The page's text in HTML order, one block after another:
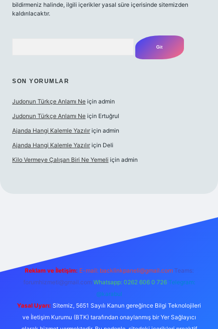
bildirmeniz halinde, ilgili içerikler yasal süre içerisinde sitemizden
kaldırılacaktır.
SON YORUMLAR
Judonun Türkçe Anlamı Ne için admin
Judonun Türkçe Anlamı Ne için Ertuğrul
Ajanda Hangi Kalemle Yazılır için admin
Ajanda Hangi Kalemle Yazılır için Deli
Kilo Vermeye Çalışan Biri Ne Yemeli için admin
Reklam ve İletişim: E-mail: backlinkpaneli@gmail.com Teams:
forumhizmeti@gmail.com Whatsapp: 0262 606 0 726 Telegram:
@karabul
Yasal Uyarı: Sitemiz, 5651 Sayılı Kanun gereğince Bilgi Teknolojileri
ve İletişim Kurumu (BTK) tarafından onaylanmış bir Yer Sağlayıcı